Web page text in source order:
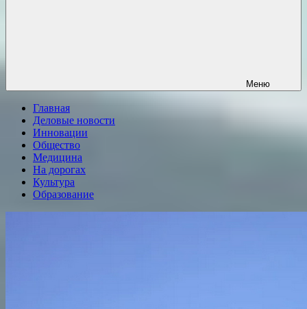
Меню
Главная
Деловые новости
Инновации
Общество
Медицина
На дорогах
Культура
Образование